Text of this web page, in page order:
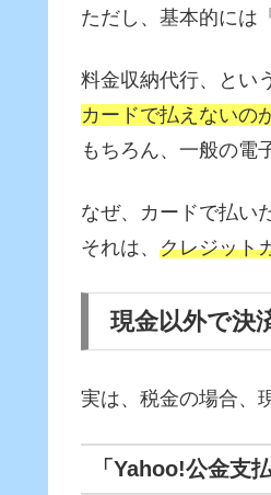
ただし、基本的には
料金収納代行、とい
カードで払えないの
もちろん、一般の電
なぜ、カードで払い
それは、 クレジット
現金以外で決
実は、税金の場合、
「Yahoo!公金支